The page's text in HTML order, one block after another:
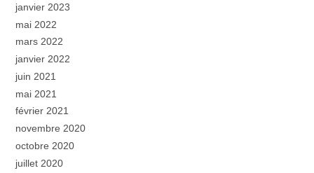
janvier 2023
mai 2022
mars 2022
janvier 2022
juin 2021
mai 2021
février 2021
novembre 2020
octobre 2020
juillet 2020